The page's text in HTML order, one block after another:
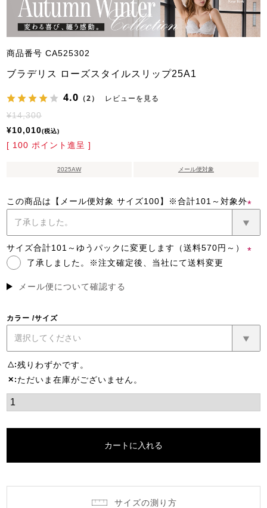
商品番号 CA525302
ブラデリス ローズスタイルスリップ25A1
4.0 （2） レビューを見る
¥14,300
¥10,010 税込
[ 100 ポイント進呈 ]
2025AW メール便対象
この商品は【メール便対象 サイズ100】※合計101～対象外
(必
須)
サイズ合計101～ゆうパックに変更します（送料570円～）
了承しました。※注文確定後、当社にて送料変更
メール便について確認する
カラー サイズ
△ 残りわずかです。
✕ ただいま在庫がございません。
カートに入れる
サイズの測り方